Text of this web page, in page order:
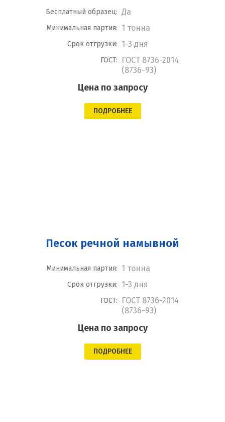
Бесплатный образец: Да
Минимальная партия: 1 тонна
Срок отгрузки: 1-3 дня
ГОСТ:
ГОСТ 8736-2014
(8736-93)
Цена по запросу
ПОДРОБНЕЕ
Песок речной намывной
Минимальная партия: 1 тонна
Срок отгрузки: 1-3 дня
ГОСТ:
ГОСТ 8736-2014
(8736-93)
Цена по запросу
ПОДРОБНЕЕ